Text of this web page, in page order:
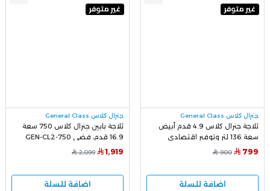
غير متوفر
جنرال كلاس General Class
ثلاجة جنرال كلاس 4.9 قدم أبيض
سعة 136 لتر وتوفير اقتصادي
للطاقة
799
900
اضافة للسلة
غير متوفر
جنرال كلاس General Class
ثلاجة بابين جنرال كلاس 750 سعة
16.9 قدم، فضي GEN-CL2-750
1,919
2,099
اضافة للسلة